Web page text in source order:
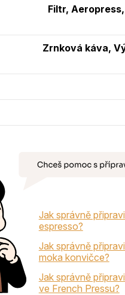
Filtr,
Zrnková káva,
Jak správně
espresso?
Jak správně
moka konvičce?
Jak správně
ve French Pressu?